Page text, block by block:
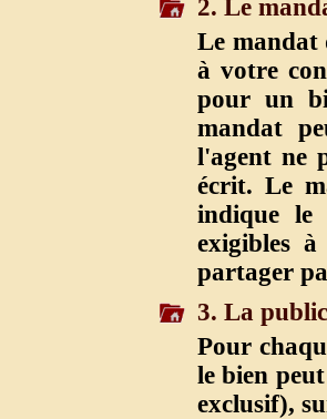
2. Le
Le mandat
à votre
pour un
mandat
l'agent ne
écrit. Le
indique le
exigibles
partager
3. La
Pour
le bien
exclusif),